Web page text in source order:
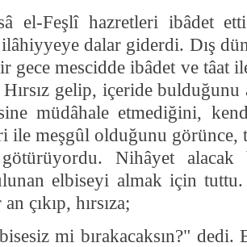
el-Feşlî hazretleri ibâdet
dalar giderdi. Dış
gece mescidde ibâdet ve
Hırsız gelip, içeride
müdâhale etmediğini,
ile meşgûl olduğunu
Nihâyet alacak
elbiseyi almak için
çıkıp, hırsıza;
mi bırakacaksın?" dedi.